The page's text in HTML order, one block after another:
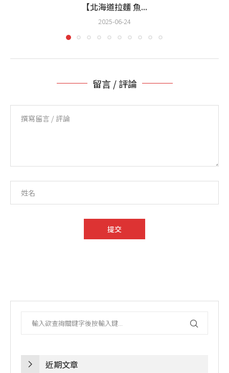
【北海道拉麵 魚...
2025-06-24
留言 / 評論
近期文章